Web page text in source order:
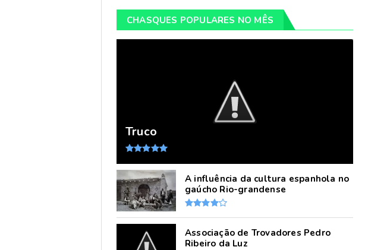
CHASQUES POPULARES NO MÊS
Truco
A influência da cultura espanhola no
gaúcho Rio-grandense
Associação de Trovadores Pedro
Ribeiro da Luz